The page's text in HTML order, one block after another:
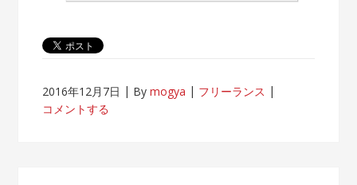
2016年12月7日 Bymogya
フリーランス
コメントする